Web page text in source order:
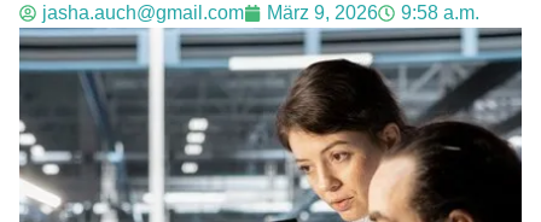
jasha.auch@gmail.com März 9, 2026 9:58 a.m.